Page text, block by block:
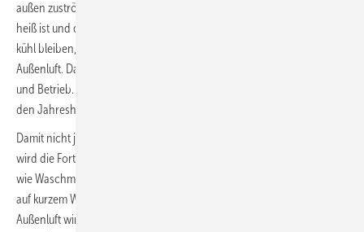
außen zuströmende Zuluft vorheizt. Im Hochsommer, wenn es außen
heiß ist und die Innenräume nordseitig am Hang auch tagsüber relativ
kühl bleiben, funktioniert das System umgekehrt als Kühlung der
Außenluft. Das Prinzip ist einfach, und damit preiswert in Anschaffung
und Betrieb. Dennoch wirksam laut Geschäftsführer Stein, indem es
den Jahresheizendenergiebedarf dauerhaft senkt.
Damit nicht jeder der Nebenräume einen Wärmetauscher braucht,
wird die Fortluft bevorzugt über Abwärme verursachenden Geräten
wie Waschmaschinen, Eistruhen und Kühlschränken abgesaugt und
auf kurzem Weg zum Wärmetauscher geführt. Die dort vorgewärmte
Außenluft wird nur den benachbarten Räumen zugeführt und strömt